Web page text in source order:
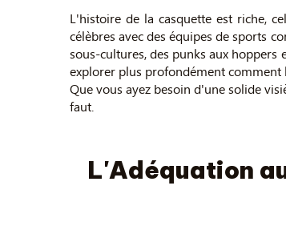
L'histoire de la casquette est riche,
célèbres avec des équipes de sports
sous-cultures, des punks aux hoppers
explorer plus profondément comment
Que vous ayez besoin d'une solide
faut.
L'Adéquation